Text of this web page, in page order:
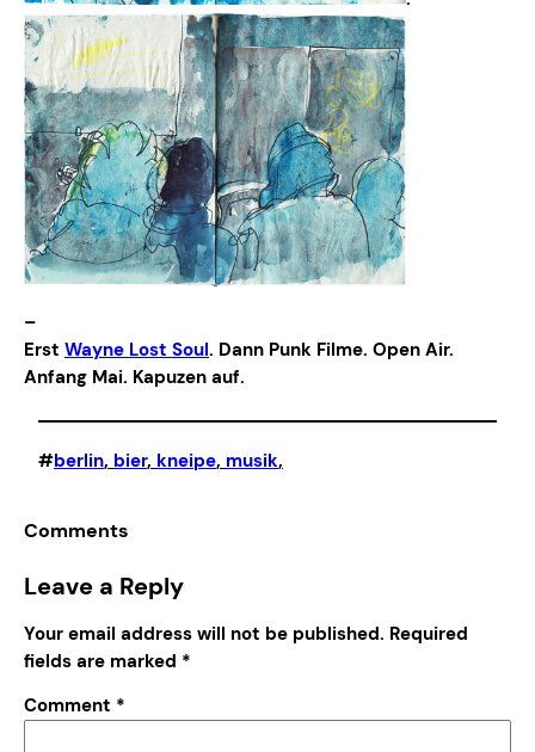
–
Erst Wayne Lost Soul. Dann Punk Filme. Open Air.
Anfang Mai. Kapuzen auf.
#berlin, bier, kneipe, musik,
Comments
Leave a Reply
Your email address will not be published. Required
fields are marked *
Comment *